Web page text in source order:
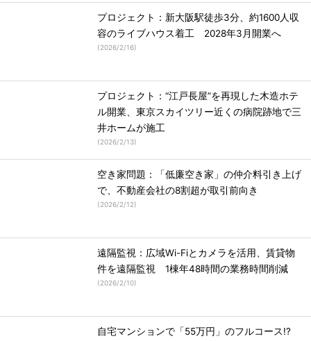
プロジェクト：新大阪駅徒歩3分、約1600人収
容のライブハウス着工 2028年3月開業へ
(2026/2/16)
プロジェクト：“江戸長屋”を再現した木造ホテ
ル開業、東京スカイツリー近くの病院跡地で三
井ホームが施工
(2026/2/13)
空き家問題：「低廉空き家」の仲介料引き上げ
で、不動産会社の8割超が取引前向き
(2026/2/12)
遠隔監視：広域Wi-Fiとカメラを活用、賃貸物
件を遠隔監視 1棟年48時間の業務時間削減
(2026/2/10)
自宅マンションで「55万円」のフルコース!?